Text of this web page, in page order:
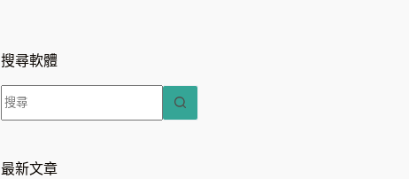
搜尋軟體
找
不
符
最新文章